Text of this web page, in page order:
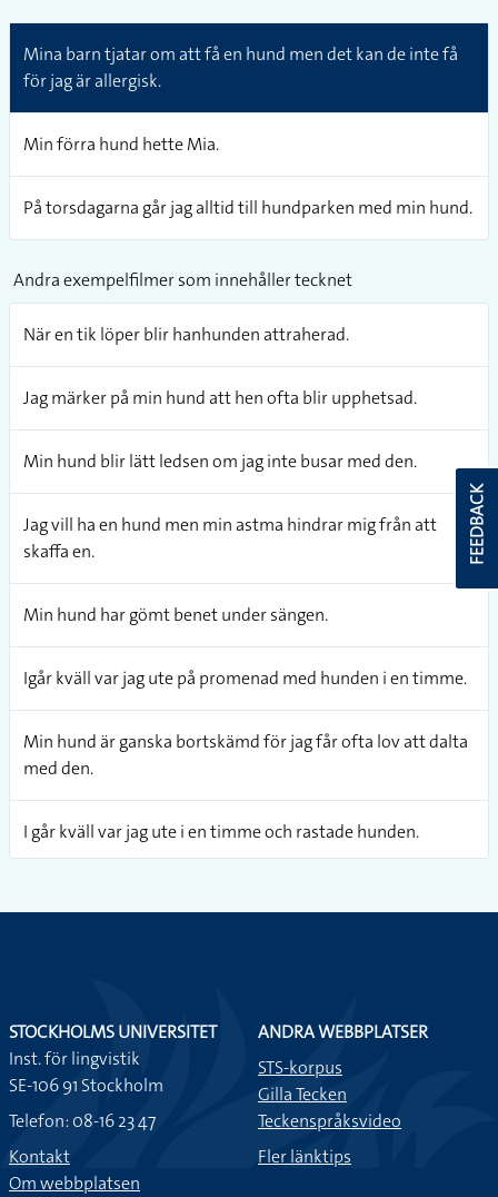
Mina barn tjatar om att få en hund men det kan de inte få
för jag är allergisk.
Min förra hund hette Mia.
På torsdagarna går jag alltid till hundparken med min hund.
Andra exempelfilmer som innehåller tecknet
När en tik löper blir hanhunden attraherad.
Jag märker på min hund att hen ofta blir upphetsad.
Min hund blir lätt ledsen om jag inte busar med den.
Jag vill ha en hund men min astma hindrar mig från att
skaffa en.
Min hund har gömt benet under sängen.
Igår kväll var jag ute på promenad med hunden i en timme.
Min hund är ganska bortskämd för jag får ofta lov att dalta
med den.
I går kväll var jag ute i en timme och rastade hunden.
Om jag inte busar med min hund så känner sig hen ledsen.
Det är så jobbigt med min hund för hon löper i tre veckor.
FEEDBACK
STOCKHOLMS UNIVERSITET
Inst. för lingvistik
SE-106 91 Stockholm
Telefon: 08-16 23 47
Kontakt
Om webbplatsen
ANDRA WEBBPLATSER
STS-korpus
Gilla Tecken
Teckenspråksvideo
Fler länktips